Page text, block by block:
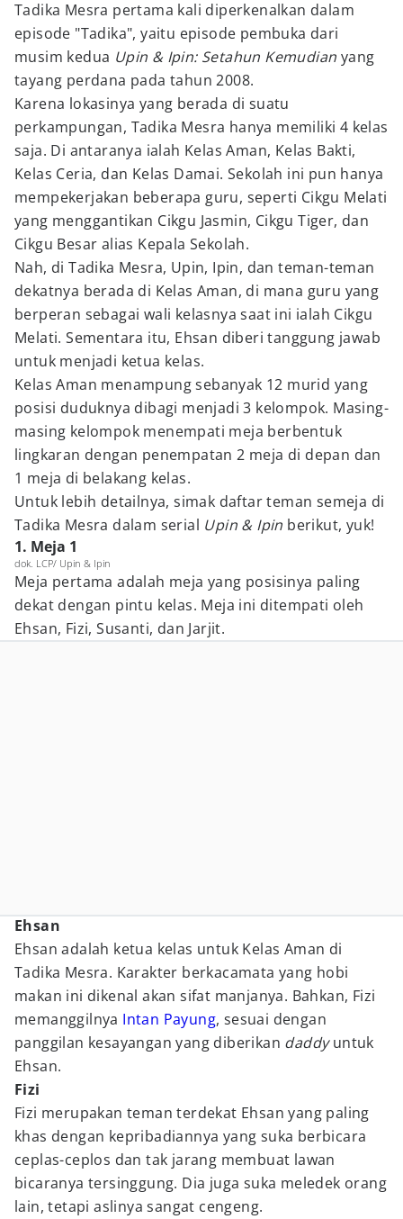
Tadika Mesra pertama kali diperkenalkan dalam
episode "Tadika", yaitu episode pembuka dari
musim kedua Upin & Ipin: Setahun Kemudian yang
tayang perdana pada tahun 2008.
Karena lokasinya yang berada di suatu
perkampungan, Tadika Mesra hanya memiliki 4 kelas
saja. Di antaranya ialah Kelas Aman, Kelas Bakti,
Kelas Ceria, dan Kelas Damai. Sekolah ini pun hanya
mempekerjakan beberapa guru, seperti Cikgu Melati
yang menggantikan Cikgu Jasmin, Cikgu Tiger, dan
Cikgu Besar alias Kepala Sekolah.
Nah, di Tadika Mesra, Upin, Ipin, dan teman-teman
dekatnya berada di Kelas Aman, di mana guru yang
berperan sebagai wali kelasnya saat ini ialah Cikgu
Melati. Sementara itu, Ehsan diberi tanggung jawab
untuk menjadi ketua kelas.
Kelas Aman menampung sebanyak 12 murid yang
posisi duduknya dibagi menjadi 3 kelompok. Masing-
masing kelompok menempati meja berbentuk
lingkaran dengan penempatan 2 meja di depan dan
1 meja di belakang kelas.
Untuk lebih detailnya, simak daftar teman semeja di
Tadika Mesra dalam serial Upin & Ipin berikut, yuk!
1. Meja 1
dok. LCP/ Upin & Ipin
Meja pertama adalah meja yang posisinya paling
dekat dengan pintu kelas. Meja ini ditempati oleh
Ehsan, Fizi, Susanti, dan Jarjit.
Ehsan
Ehsan adalah ketua kelas untuk Kelas Aman di
Tadika Mesra. Karakter berkacamata yang hobi
makan ini dikenal akan sifat manjanya. Bahkan, Fizi
memanggilnya Intan Payung, sesuai dengan
panggilan kesayangan yang diberikan daddyuntuk
Ehsan.
Fizi
Fizi merupakan teman terdekat Ehsan yang paling
khas dengan kepribadiannya yang suka berbicara
ceplas-ceplos dan tak jarang membuat lawan
bicaranya tersinggung. Dia juga suka meledek orang
lain, tetapi aslinya sangat cengeng.